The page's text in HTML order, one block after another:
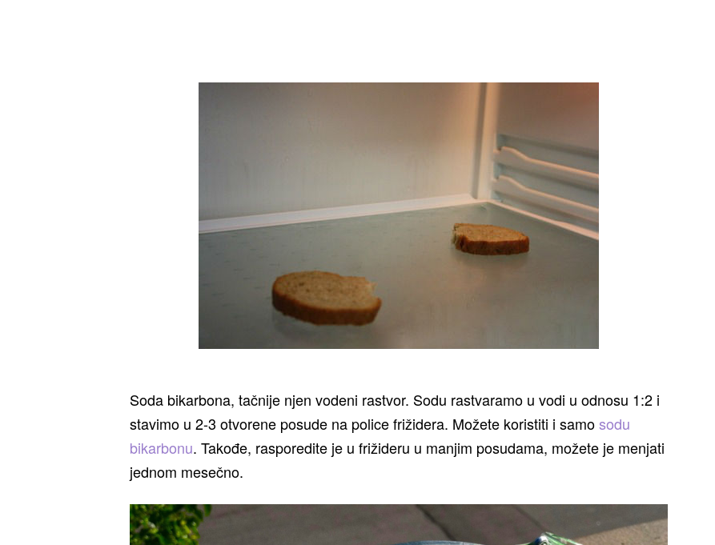
Soda bikarbona, tačnije njen vodeni rastvor. Sodu rastvaramo u vodi u odnosu 1:2 i
stavimo u 2-3 otvorene posude na police frižidera. Možete koristiti i samosodu
bikarbonu. Takođe, rasporedite je u frižideru u manjim posudama, možete je menjati
jednom mesečno.